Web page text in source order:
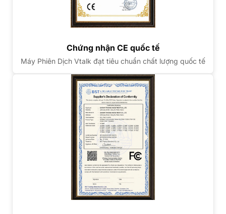
Chứng nhận CE quốc tế
Máy Phiên Dịch Vtalk đạt tiêu chuẩn chất lượng quốc tế